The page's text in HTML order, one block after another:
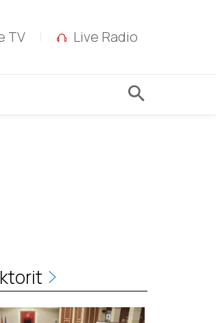
TV Live Radio